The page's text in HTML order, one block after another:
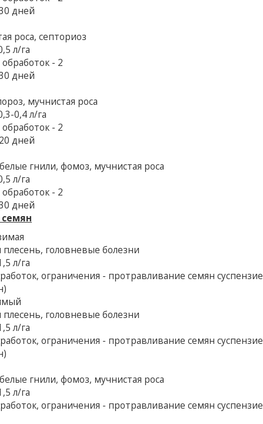
дней
роса, септориоз
л/га
- 2
дней
мучнистая роса
0,4 л/га
- 2
дней
гнили, фомоз, мучнистая роса
л/га
- 2
дней
головневые болезни
л/га
ограничения - протравливание семян
головневые болезни
л/га
ограничения - протравливание семян
гнили, фомоз, мучнистая роса
л/га
ограничения - протравливание семян